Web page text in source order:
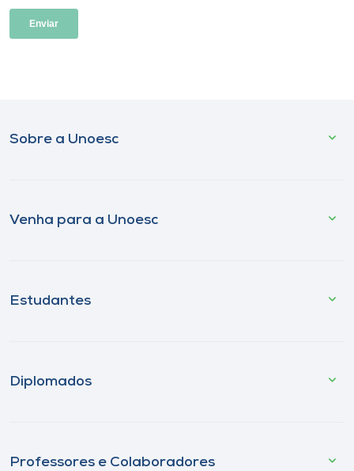
Sobre a Unoesc
Venha para a Unoesc
Estudantes
Diplomados
Professores e Colaboradores